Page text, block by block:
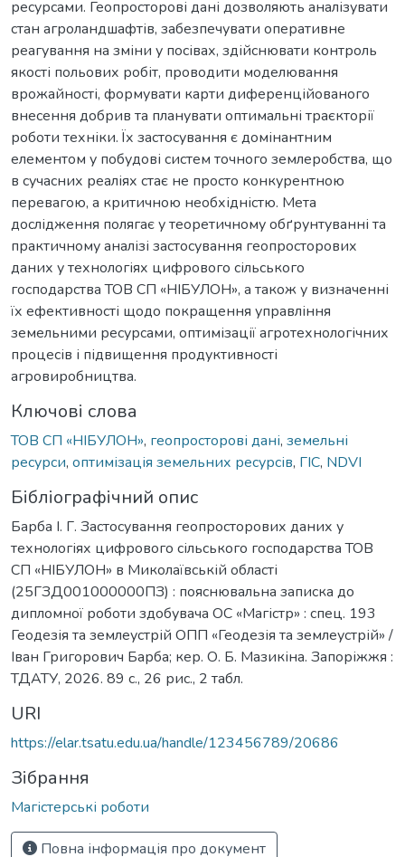
ресурсами. Геопросторові дані дозволяють аналізувати
стан агроландшафтів, забезпечувати оперативне
реагування на зміни у посівах, здійснювати контроль
якості польових робіт, проводити моделювання
врожайності, формувати карти диференційованого
внесення добрив та планувати оптимальні траєкторії
роботи техніки. Їх застосування є домінантним
елементом у побудові систем точного землеробства, що
в сучасних реаліях стає не просто конкурентною
перевагою, а критичною необхідністю. Мета
дослідження полягає у теоретичному обґрунтуванні та
практичному аналізі застосування геопросторових
даних у технологіях цифрового сільського
господарства ТОВ СП «НІБУЛОН», а також у визначенні
їх ефективності щодо покращення управління
земельними ресурсами, оптимізації агротехнологічних
процесів і підвищення продуктивності
агровиробництва.
Ключові слова
ТОВ СП «НІБУЛОН», геопросторові дані, земельні
ресурси, оптимізація земельних ресурсів, ГІС, NDVI
Бібліографічний опис
Барба І. Г. Застосування геопросторових даних у
технологіях цифрового сільського господарства ТОВ
СП «НІБУЛОН» в Миколаївській області
(25ГЗД001000000ПЗ) : пояснювальна записка до
дипломної роботи здобувача ОС «Магістр» : спец. 193
Геодезія та землеустрій ОПП «Геодезія та землеустрій» /
Іван Григорович Барба; кер. О. Б. Мазикіна. Запоріжжя :
ТДАТУ, 2026. 89 с., 26 рис., 2 табл.
URI
https://elar.tsatu.edu.ua/handle/123456789/20686
Зібрання
Магістерські роботи
Повна інформація про документ